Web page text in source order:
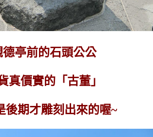
德亭前的石頭公公
真價實的「古董」
後期才雕刻出來的喔~